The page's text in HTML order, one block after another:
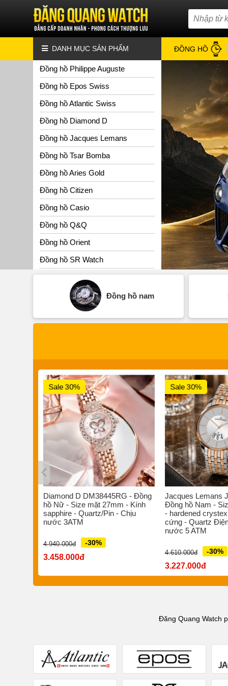
DANH MỤC SẢN PHẨM
Đồng hồ Philippe Auguste
Đồng hồ Epos Swiss
Đồng hồ Atlantic Swiss
Đồng hồ Diamond D
Đồng hồ Jacques Lemans
Đồng hồ Tsar Bomba
Đồng hồ Aries Gold
Đồng hồ Citizen
Đồng hồ Casio
Đồng hồ Q&Q
Đồng hồ Orient
Đồng hồ SR Watch
ĐỒNG HỒ
Đồng hồ nam
Sale 30%
Diamond D DM38445RG - Đồng
hồ Nữ - Size mặt 27mm - Kính
sapphire - Quartz/Pin - Chịu
nước 3ATM
4.940.000đ -30%
3.458.000đ
Sale 30%
Jacques Lemans
Đồng hồ Nam -
- hardened
cứng - Quartz
nước 5 ATM
4.610.000đ -30%
3.227.000đ
Đăng Quang Watch